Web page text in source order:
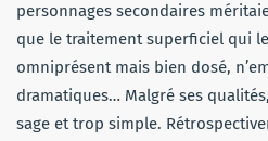
personnages secondaires
que le traitement superficiel qui
omniprésent mais bien dosé,
dramatiques… Malgré ses qualités,
sage et trop simple.